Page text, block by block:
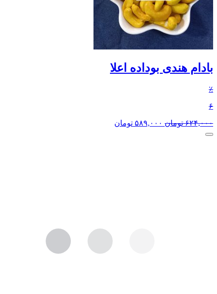
بادام هندی بوداده اعلا
٪
۶
۶۲۴,۰۰۰ تومان ۵۸۹,۰۰۰ تومان